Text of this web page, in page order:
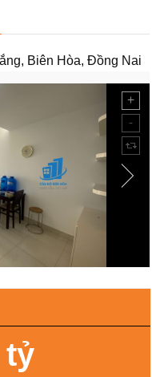
Biên Hòa, Đồng Nai
tỷ